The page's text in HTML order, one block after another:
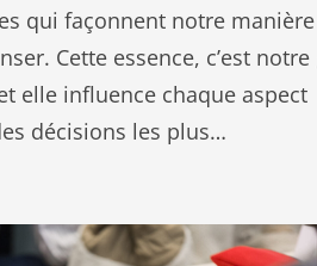
qui façonnent notre manière
Cette essence, c’est notre
elle influence chaque aspect
décisions les plus…